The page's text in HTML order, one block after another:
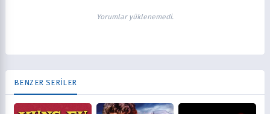
Yorumlar yüklenemedi.
BENZER SERİLER